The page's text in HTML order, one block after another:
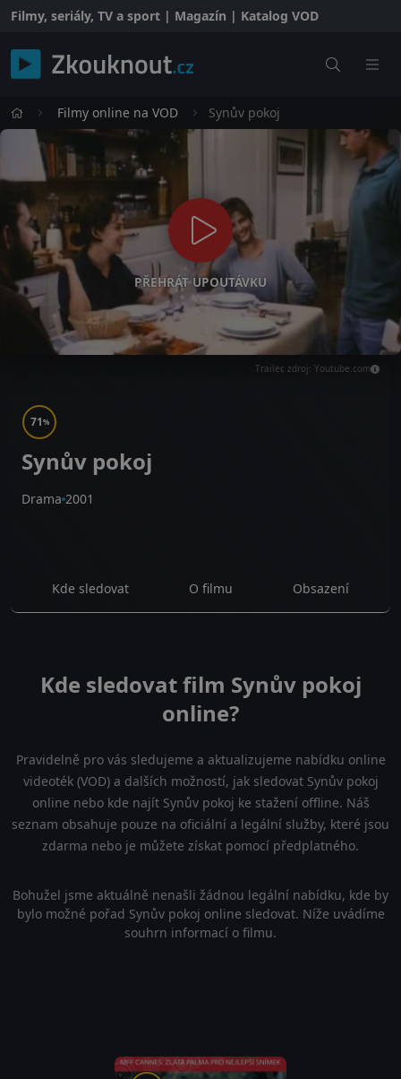
Filmy, seriály, TV a sport | Magazín | Katalog VOD
Filmy online na VOD Synův pokoj
PŘEHRÁT UPOUTÁVKU
Trailer, zdroj: Youtube.com
71%
Synův pokoj
Drama 2001
Kde sledovat O filmu Obsazení
Kde sledovat film Synův pokoj
online?
Pravidelně pro vás sledujeme a aktualizujeme nabídku online
videoték (VOD) a dalších možností, jak sledovat Synův pokoj
online nebo kde najít Synův pokoj ke stažení offline. Náš
seznam obsahuje pouze na oficiální a legální služby, které jsou
zdarma nebo je můžete získat pomocí předplatného.
Bohužel jsme aktuálně nenašli žádnou legální nabídku, kde by
bylo možné pořad Synův pokoj online sledovat. Níže uvádíme
souhrn informací o filmu.